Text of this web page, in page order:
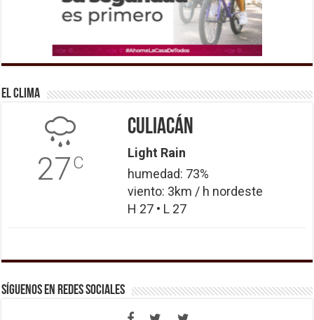
El Clima
27C
Culiacán
Light Rain
humedad: 73%
viento: 3km / h nordeste
H 27 • L 27
Síguenos en Redes Sociales